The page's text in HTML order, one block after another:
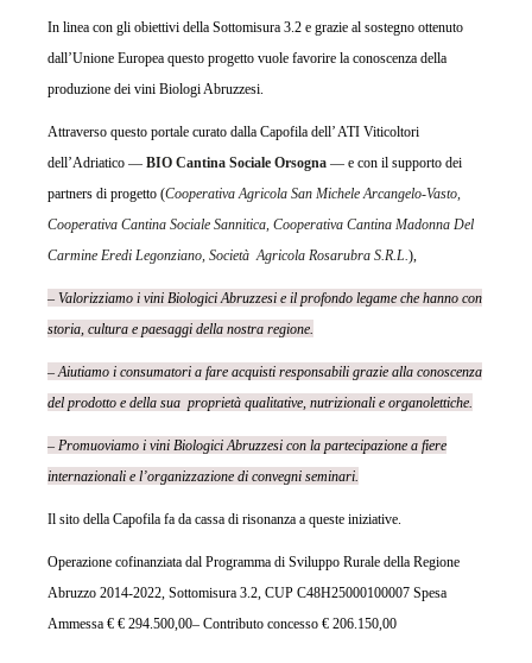
In linea con gli obiettivi della Sottomisura 3.2 e grazie al sostegno ottenuto
dall’Unione Europea questo progetto vuole favorire la conoscenza della
produzione dei vini Biologi Abruzzesi.
Attraverso questo portale curato dalla Capofila dell’ ATI Viticoltori
dell’Adriatico — BIO Cantina Sociale Orsogna — e con il supporto dei
partners di progetto (Cooperativa Agricola San Michele Arcangelo-Vasto,
Cooperativa Cantina Sociale Sannitica, Cooperativa Cantina Madonna Del
Carmine Eredi Legonziano, Società Agricola Rosarubra S.R.L. ),
– Valorizziamo i vini Biologici Abruzzesi e il profondo legame che hanno con
storia, cultura e paesaggi della nostra regione.
– Aiutiamo i consumatori a fare acquisti responsabili grazie alla conoscenza
del prodotto e della sua proprietà qualitative, nutrizionali e organolettiche.
– Promuoviamo i vini Biologici Abruzzesi con la partecipazione a fiere
internazionali e l’organizzazione di convegni seminari.
Il sito della Capofila fa da cassa di risonanza a queste iniziative.
Operazione cofinanziata dal Programma di Sviluppo Rurale della Regione
Abruzzo 2014-2022, Sottomisura 3.2, CUP C48H25000100007 Spesa
Ammessa € € 294.500,00– Contributo concesso € 206.150,00